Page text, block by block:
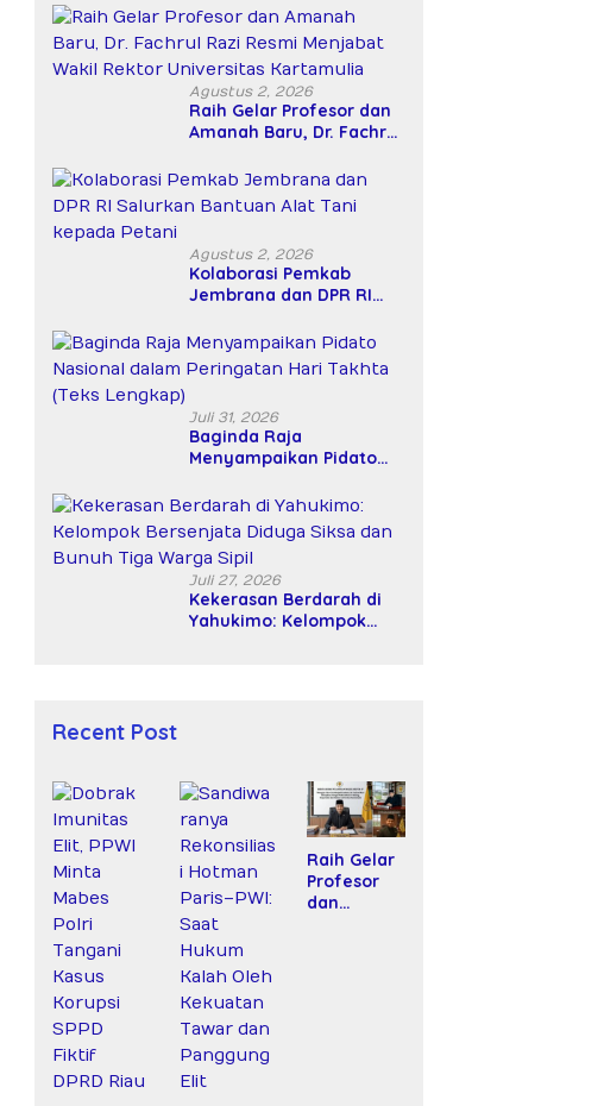
Kalah Oleh Kekuatan
Tawar dan Panggung Elit
Agustus 2, 2026
Raih Gelar Profesor dan
Amanah Baru, Dr. Fachrul
Wakil Rektor Universitas
Kartamulia
Agustus 2, 2026
Kolaborasi Pemkab
Jembrana dan DPR RI
Tani kepada Petani
Juli 31, 2026
Baginda Raja
Menyampaikan Pidato
Peringatan Hari Takhta
(Teks Lengkap)
Juli 27, 2026
Kekerasan Berdarah di
Yahukimo: Kelompok
Recent Post
Raih Gelar
Profesor
dan